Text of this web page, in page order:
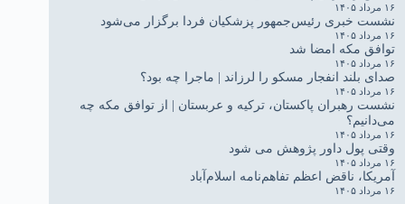
۱۶ مرداد ۱۴۰۵
نشست خبری رئیس‌جمهور پزشکیان فردا برگزار می‌شود
۱۶ مرداد ۱۴۰۵
توافق مکه امضا شد
۱۶ مرداد ۱۴۰۵
صدای بلند انفجار مسکو را لرزاند | ماجرا چه بود؟
۱۶ مرداد ۱۴۰۵
نشست رهبران پاکستان، ترکیه و عربستان | از توافق مکه چه
می‌دانیم؟
۱۶ مرداد ۱۴۰۵
وقتی پول داور پژوهش می شود
۱۶ مرداد ۱۴۰۵
آمریکا، ناقض اعظم تفاهم‌نامه اسلام‌آباد
۱۶ مرداد ۱۴۰۵